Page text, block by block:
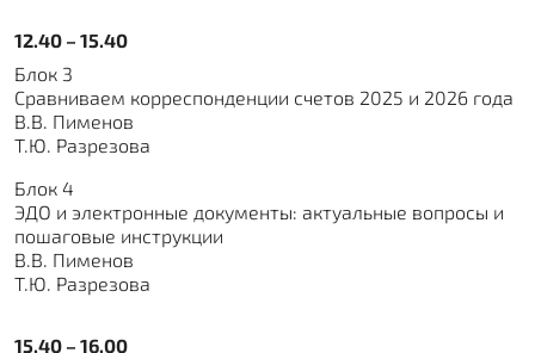
12.40 – 15.40
Блок 3
Сравниваем корреспонденции счетов 2025 и 2026 года
В.В. Пименов
Т.Ю. Разрезова
Блок 4
ЭДО и электронные документы: актуальные вопросы и
пошаговые инструкции
В.В. Пименов
Т.Ю. Разрезова
15.40 – 16.00